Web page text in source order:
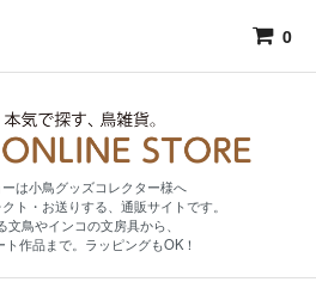
0
は小鳥グッズコレクター様へ
ト・お送りする、通販サイトです。
文鳥やインコの文房具から、
作品まで。ラッピングもOK！